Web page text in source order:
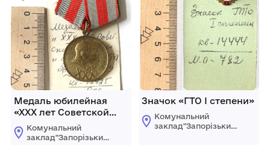
Медаль юбилейная
«ХХХ лет Советской
Армии и Флота 1918-
1948 гг.»
Комунальний
заклад"Запорізький
Значок «ГТО І степени»
Комунальний
заклад"Запорізький